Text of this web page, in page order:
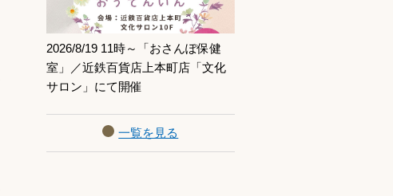
2026/8/19 11時～「おさんぽ保健
室」／近鉄百貨店上本町店「文化
サロン」にて開催
一覧を見る